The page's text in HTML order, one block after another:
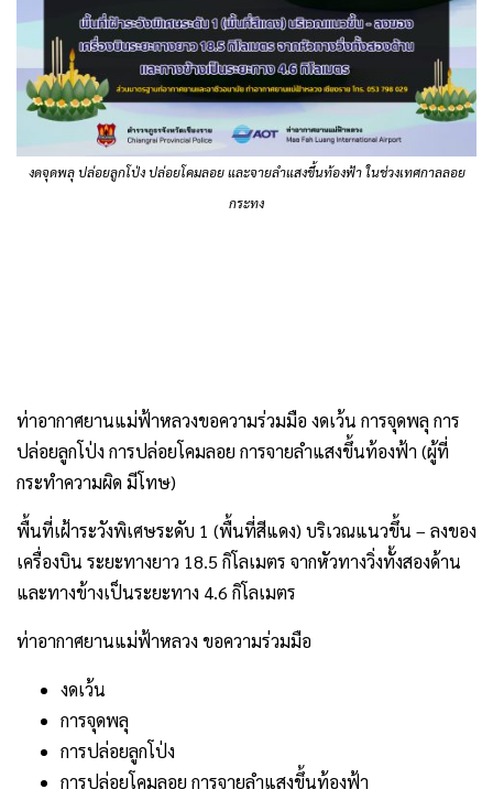
งดจุดพลุ ️ปล่อยลูกโป่ง ️ปล่อยโคมลอย และจายลำแสงขึ้นท้องฟ้า ในช่วงเทศกาลลอย
กระทง
ท่าอากาศยานแม่ฟ้าหลวงขอความร่วมมือ งดเว้น การจุดพลุ ️การ
ปล่อยลูกโป่ง ️การปล่อยโคมลอย การจายลำแสงขึ้นท้องฟ้า (ผู้ที่
กระทำความผิด มีโทษ)
พื้นที่เฝ้าระวังพิเศษระดับ 1 (พื้นที่สีแดง) บริเวณแนวขึ้น – ลงของ
เครื่องบิน ระยะทางยาว 18.5 กิโลเมตร จากหัวทางวิ่งทั้งสองด้าน
และทางข้างเป็นระยะทาง 4.6 กิโลเมตร
ท่าอากาศยานแม่ฟ้าหลวง ขอความร่วมมือ
งดเว้น
การจุดพลุ
การปล่อยลูกโป่ง
การปล่อยโคมลอย การจายลำแสงขึ้นท้องฟ้า